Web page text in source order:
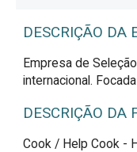
DESCRIÇÃO DA
Empresa de
internacional.
DESCRIÇÃO DA
Cook / Help Cook -